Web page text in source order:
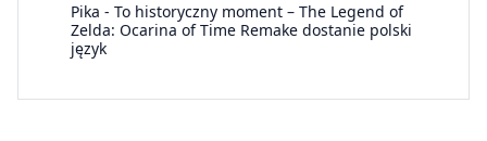
Pika - To historyczny moment – The Legend of
Zelda: Ocarina of Time Remake dostanie polski
język